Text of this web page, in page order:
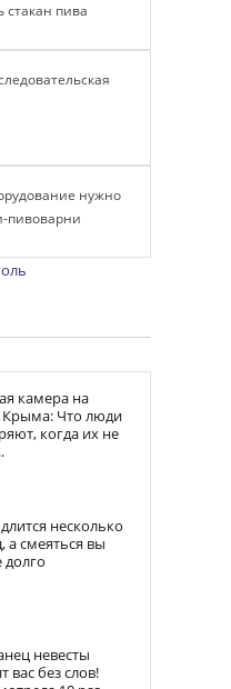
стакан пива
нужно
пивоварни
камера на
Крыма: Что люди
когда их не
несколько
а смеяться вы
долго
невесты
вас без слов!